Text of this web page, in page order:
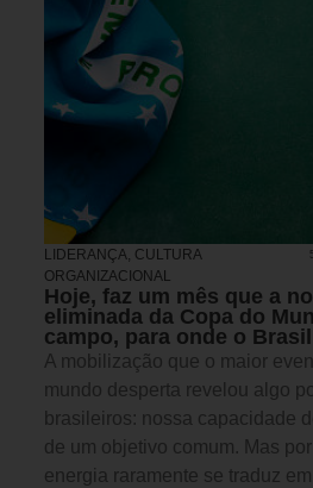
LIDERANÇA, CULTURA
ORGANIZACIONAL
Hoje, faz um mês que a
eliminada da Copa do
campo, para onde o
A mobilização que o maior
mundo desperta revelou algo
brasileiros: nossa capacidade
de um objetivo comum. Mas
energia raramente se traduz